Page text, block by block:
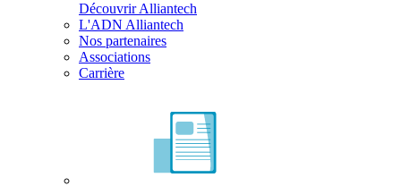
Découvrir Alliantech
L'ADN Alliantech
Nos partenaires
Associations
Carrière